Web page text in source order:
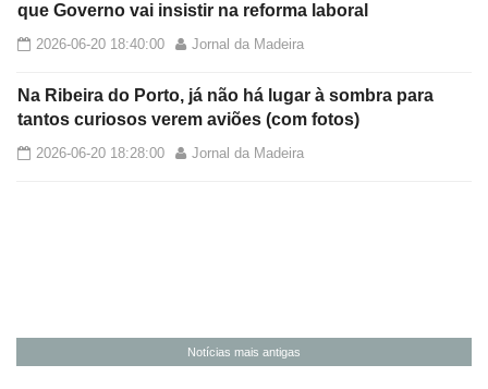
que Governo vai insistir na reforma laboral
2026-06-20 18:40:00 Jornal da Madeira
Na Ribeira do Porto, já não há lugar à sombra para
tantos curiosos verem aviões (com fotos)
2026-06-20 18:28:00 Jornal da Madeira
Notícias mais antigas